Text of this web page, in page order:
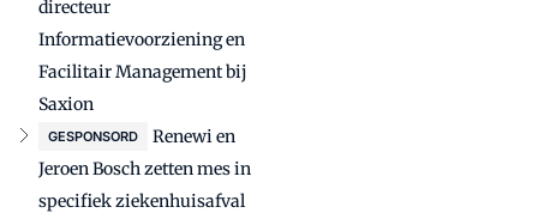
directeur
Informatievoorziening en
Facilitair Management bij
Saxion
GESPONSORD
Renewi en
Jeroen Bosch zetten mes in
specifiek ziekenhuisafval